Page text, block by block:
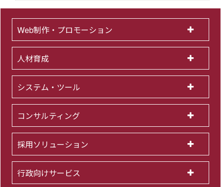
Web制作・プロモーション
人材育成
システム・ツール
コンサルティング
採用ソリューション
行政向けサービス